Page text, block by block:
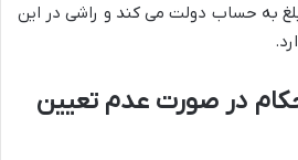
به حساب دولت می کند و راشی در این
در صورت عدم تعیین